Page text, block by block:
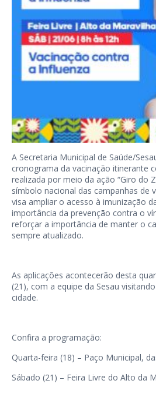
A Secretaria Municipal de Saúde/
cronograma da vacinação itinerante
realizada por meio da ação “Giro do
símbolo nacional das campanhas de
visa ampliar o acesso à imunização
importância da prevenção contra o
reforçar a importância de manter o
sempre atualizado.
As aplicações acontecerão desta
(21), com a equipe da Sesau
cidade.
Confira a programação:
Quarta-feira (18) – Paço Municipal,
Sábado (21) – Feira Livre do Alto da